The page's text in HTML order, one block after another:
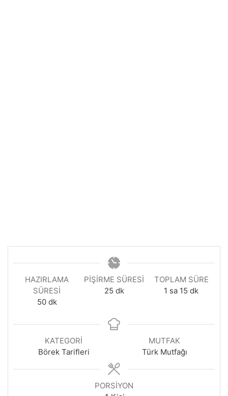
HAZIRLAMA
SÜRESI
50dakika
dk
PIŞIRME SÜRESI
25dakika
dk
TOPLAM SÜRE
1 saat
sa 15 dakika
dk
KATEGORI
Börek Tarifleri
MUTFAK
Türk Mutfağı
PORSIYON